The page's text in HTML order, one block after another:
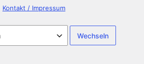
Kontakt / Impressum